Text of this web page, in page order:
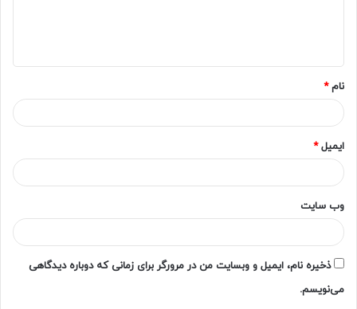
*
نام*
ایمیل*
وب‌ سایت
ذخیره نام، ایمیل و وبسایت من در مرورگر برای زمانی که دوباره دیدگاهی
می‌نویسم.